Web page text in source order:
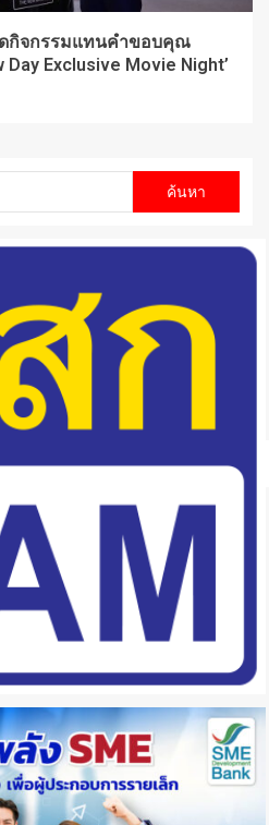
ดกิจกรรมแทนคำขอบคุณ
Day Exclusive Movie Night’